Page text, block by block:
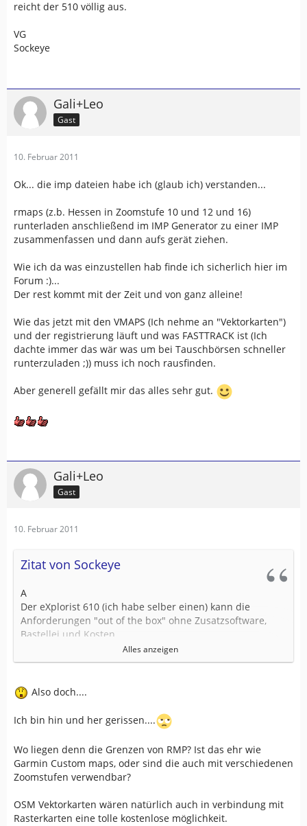
reicht der 510 völlig aus.
VG
Sockeye
Gali+Leo
Gast
10. Februar 2011
Ok... die imp dateien habe ich (glaub ich) verstanden...
rmaps (z.b. Hessen in Zoomstufe 10 und 12 und 16)
runterladen anschließend im IMP Generator zu einer IMP
zusammenfassen und dann aufs gerät ziehen.
Wie ich da was einzustellen hab finde ich sicherlich hier im
Forum :)...
Der rest kommt mit der Zeit und von ganz alleine!
Wie das jetzt mit den VMAPS (Ich nehme an "Vektorkarten")
und der registrierung läuft und was FASTTRACK ist (Ich
dachte immer das wär was um bei Tauschbörsen schneller
runterzuladen ;)) muss ich noch rausfinden.
Aber generell gefällt mir das alles sehr gut.
Gali+Leo
Gast
10. Februar 2011
Zitat von Sockeye
A
Der eXplorist 610 (ich habe selber einen) kann die
Anforderungen "out of the box" ohne Zusatzsoftware,
Bastellei und Kosten.
Zu den Rasterkarten. In MOBAC die Rasterkarten im RMP
is.
Die OSM Vektorkarten können dann auch einfach
zusäzlich als Layer über der Rasterkarte angezeigt
werden.
Der 610er ist für das Geocachen optimiert und wäre
dafür meine erste Wahl. Wobei ich mir überlegen würde
ob ich das Barometer und den el. Kompass benötige.
Wenn nicht, reicht der 510 völlig aus.
Alles anzeigen
Also doch....
Ich bin hin und her gerissen....
Wo liegen denn die Grenzen von RMP? Ist das ehr wie
Garmin Custom maps, oder sind die auch mit verschiedenen
Zoomstufen verwendbar?
OSM Vektorkarten wären natürlich auch in verbindung mit
Rasterkarten eine tolle kostenlose möglichkeit.